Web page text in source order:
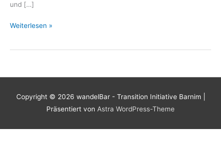
und […]
wandelBar
Kopf,
Weiterlesen »
Copyright © 2026 wandelBar - Transition Initiative Barnim
Präsentiert von Astra WordPress-Theme